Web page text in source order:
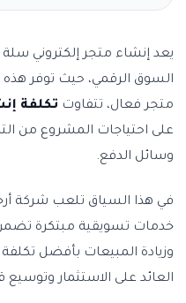
يعد إنشاء متجر إلكتروني
السوق الرقمي، حيث توفر
متجر فعال، تتفاوت تكلفة
على احتياجات المشروع من
وسائل الدفع.
في هذا السياق تلعب شركة
خدمات تسويقية مبتكرة تضمن
وزيادة المبيعات بأفضل
العائد على الاستثمار وتوسيع